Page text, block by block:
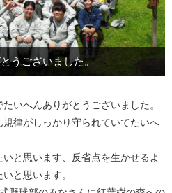
うございました。
いへんありがとうございました。
律がしっかり守られていてたいへ
と思います、反省点を生かせるよ
と思います。